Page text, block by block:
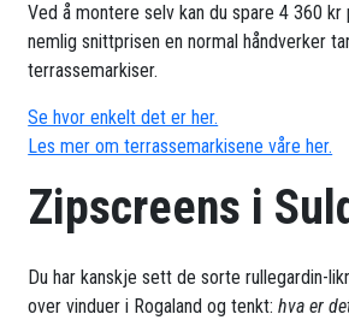
Ved å montere selv kan du spare 4 360
nemlig snittprisen en normal håndverker
terrassemarkiser.
Se hvor enkelt det er her.
Les mer om terrassemarkisene våre her.
Zipscreens i
Du har kanskje sett de sorte rullegardin-
over vinduer i Rogaland og tenkt:hva er